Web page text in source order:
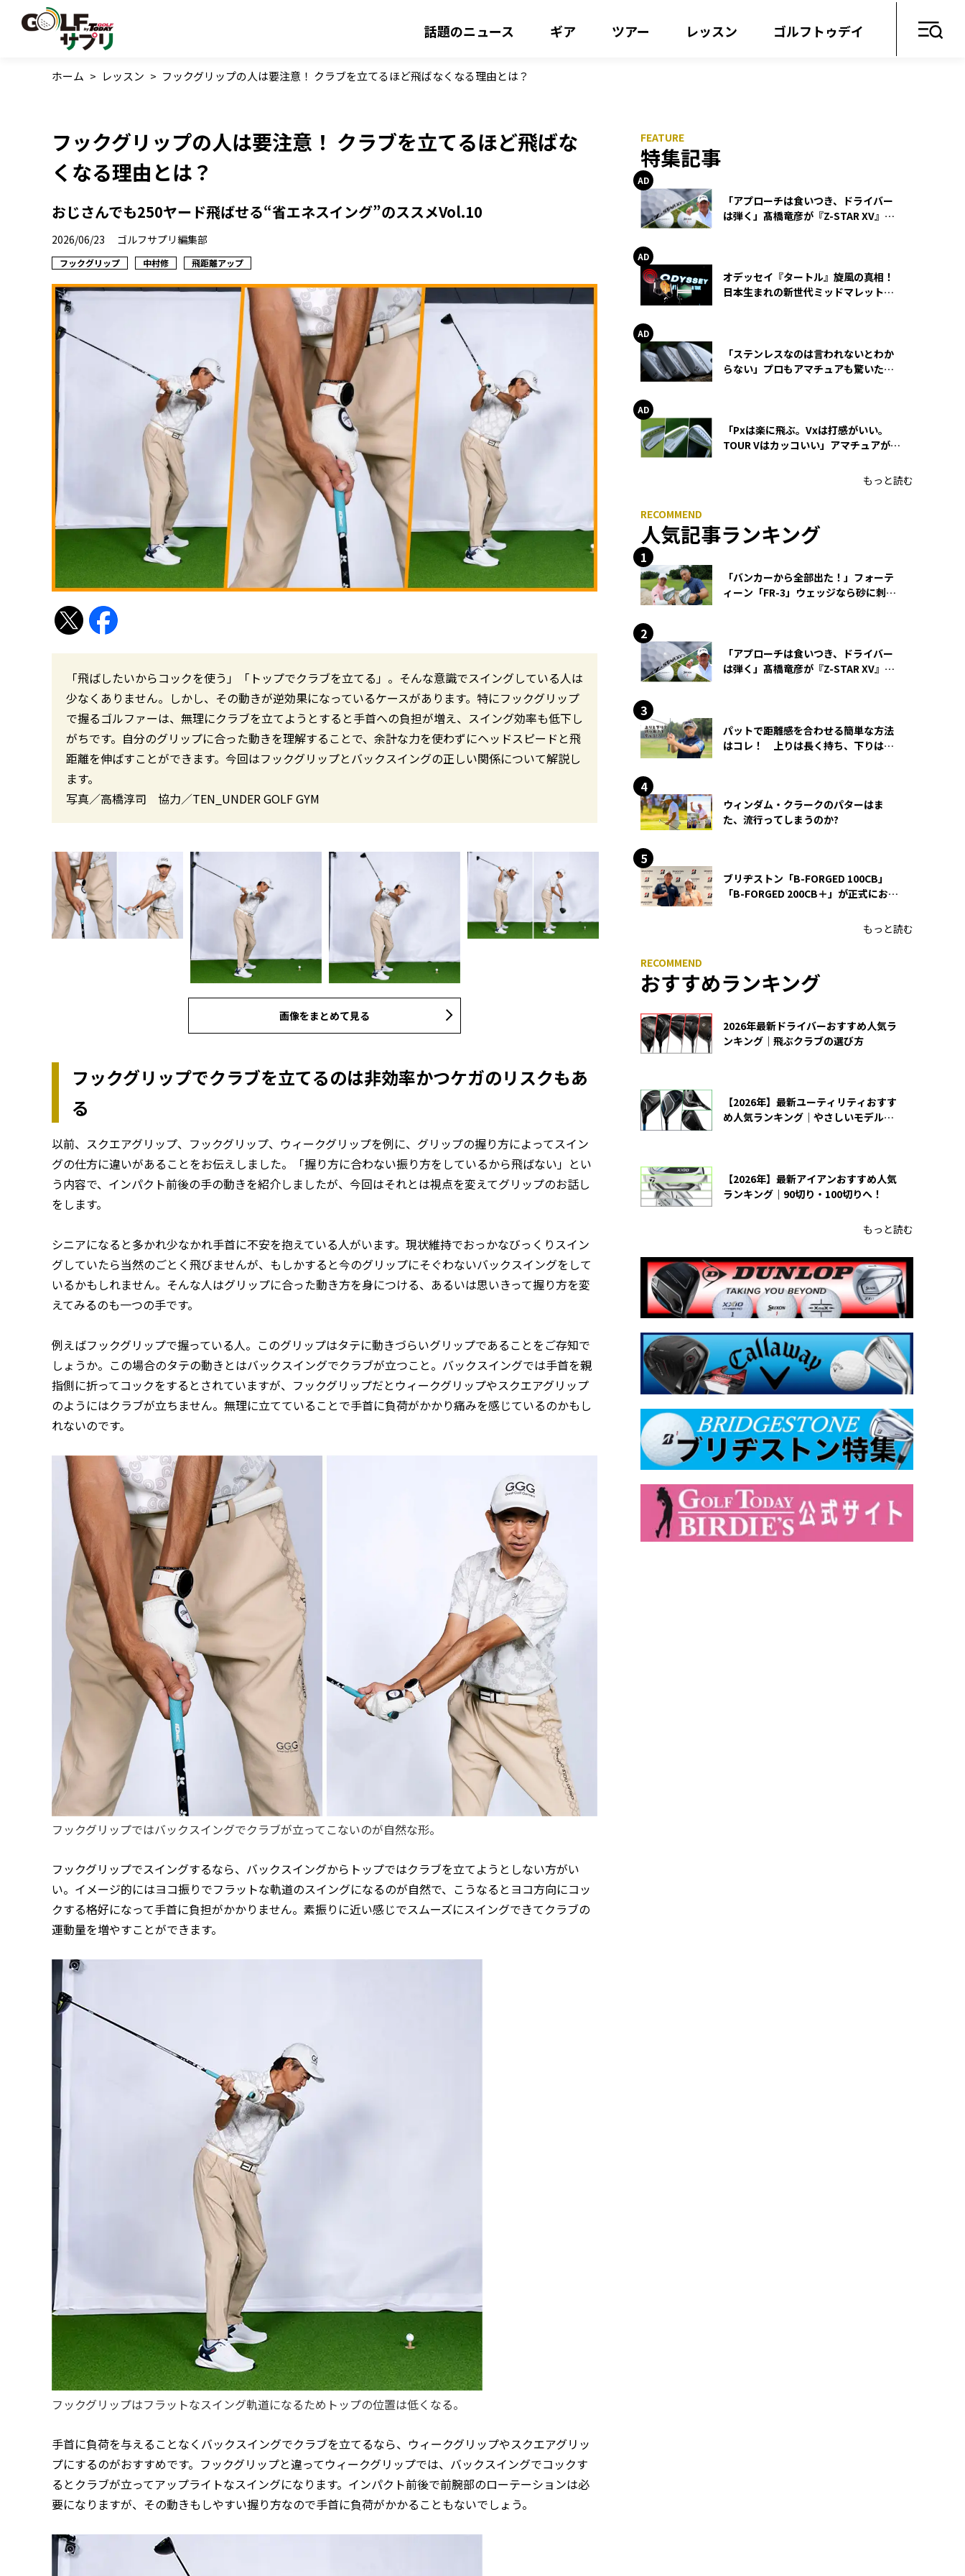
話題のニュース ギア ツアー レッスン ゴルフトゥデイ
ホーム > レッスン > フックグリップの人は要注意！ クラブを立てるほど飛ばなくなる理由とは？
フックグリップの人は要注意！ クラブを立てるほど飛ばな
くなる理由とは？
おじさんでも250ヤード飛ばせる“省エネスイング”のススメVol.10
2026/06/23 ゴルフサプリ編集部
フックグリップ 中村修 飛距離アップ
「飛ばしたいからコックを使う」「トップでクラブを立てる」。そんな意識でスイングしている人は
少なくありません。しかし、その動きが逆効果になっているケースがあります。特にフックグリップ
で握るゴルファーは、無理にクラブを立てようとすると手首への負担が増え、スイング効率も低下し
がちです。自分のグリップに合った動きを理解することで、余計な力を使わずにヘッドスピードと飛
距離を伸ばすことができます。今回はフックグリップとバックスイングの正しい関係について解説し
ます。
写真／高橋淳司 協力／TEN_UNDER GOLF GYM
画像をまとめて見る
フックグリップでクラブを立てるのは非効率かつケガのリスクもあ
る
以前、スクエアグリップ、フックグリップ、ウィークグリップを例に、グリップの握り方によってスイン
グの仕方に違いがあることをお伝えしました。「握り方に合わない振り方をしているから飛ばない」とい
う内容で、インパクト前後の手の動きを紹介しましたが、今回はそれとは視点を変えてグリップのお話し
をします。
シニアになると多かれ少なかれ手首に不安を抱えている人がいます。現状維持でおっかなびっくりスイン
グしていたら当然のごとく飛びませんが、もしかすると今のグリップにそぐわないバックスイングをして
いるかもしれません。そんな人はグリップに合った動き方を身につける、あるいは思いきって握り方を変
えてみるのも一つの手です。
例えばフックグリップで握っている人。このグリップはタテに動きづらいグリップであることをご存知で
しょうか。この場合のタテの動きとはバックスイングでクラブが立つこと。バックスイングでは手首を親
指側に折ってコックをするとされていますが、フックグリップだとウィークグリップやスクエアグリップ
のようにはクラブが立ちません。無理に立てていることで手首に負荷がかかり痛みを感じているのかもし
れないのです。
フックグリップではバックスイングでクラブが立ってこないのが自然な形。
フックグリップでスイングするなら、バックスイングからトップではクラブを立てようとしない方がい
い。イメージ的にはヨコ振りでフラットな軌道のスイングになるのが自然で、こうなるとヨコ方向にコッ
クする格好になって手首に負担がかかりません。素振りに近い感じでスムーズにスイングできてクラブの
運動量を増やすことができます。
フックグリップはフラットなスイング軌道になるためトップの位置は低くなる。
手首に負荷を与えることなくバックスイングでクラブを立てるなら、ウィークグリップやスクエアグリッ
プにするのがおすすめです。フックグリップと違ってウィークグリップでは、バックスイングでコックす
るとクラブが立ってアップライトなスイングになります。インパクト前後で前腕部のローテーションは必
要になりますが、その動きもしやすい握り方なので手首に負荷がかかることもないでしょう。
特集記事
「アプローチは食いつき、ドライバー
は弾く」髙橋竜彦が『Z-STAR XV』を
オデッセイ『タートル』旋風の真相！
日本生まれの新世代ミッドマレットが
「ステンレスなのは言われないとわか
らない」プロもアマチュアも驚いた
「Pxは楽に飛ぶ。Vxは打感がいい。
TOUR Vはカッコいい」アマチュアが選
もっと読む
人気記事ランキング
「バンカーから全部出た！」フォーテ
ィーン「FR-3」ウェッジなら砂に刺さ
「アプローチは食いつき、ドライバー
は弾く」髙橋竜彦が『Z-STAR XV』を
パットで距離感を合わせる簡単な方法
はコレ！ 上りは長く持ち、下りは短
ウィンダム・クラークのパターはま
た、流行ってしまうのか?
ブリヂストン「B-FORGED 100CB」
「B-FORGED 200CB＋」が正式にお披
もっと読む
おすすめランキング
2026年最新ドライバーおすすめ人気ラ
ンキング｜飛ぶクラブの選び方
【2026年】最新ユーティリティおすす
め人気ランキング｜やさしいモデルの
【2026年】最新アイアンおすすめ人気
ランキング｜90切り・100切りへ！
もっと読む